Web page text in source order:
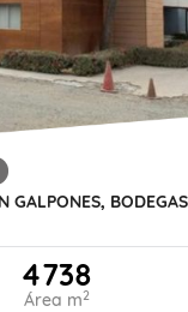
4738
Área m2